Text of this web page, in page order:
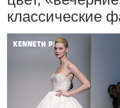
классические